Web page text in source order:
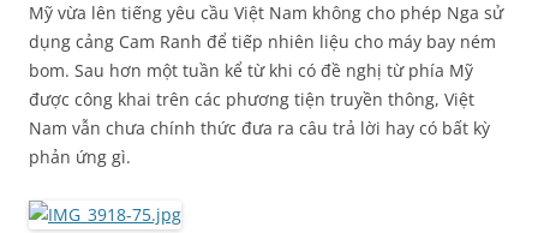
Mỹ vừa lên tiếng yêu cầu Việt Nam không cho phép Nga sử
dụng cảng Cam Ranh để tiếp nhiên liệu cho máy bay ném
bom. Sau hơn một tuần kể từ khi có đề nghị từ phía Mỹ
được công khai trên các phương tiện truyền thông, Việt
Nam vẫn chưa chính thức đưa ra câu trả lời hay có bất kỳ
phản ứng gì.